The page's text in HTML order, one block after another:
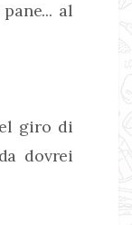
al
giro di
dovrei